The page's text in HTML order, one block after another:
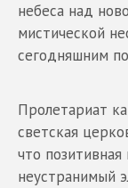
небеса над
мистической
сегодняшним
Пролетариат
светская
что
неустранимый